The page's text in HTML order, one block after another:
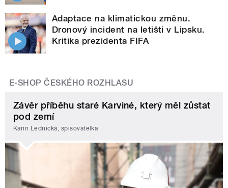
Adaptace na klimatickou změnu.
Dronový incident na letišti v Lipsku.
Kritika prezidenta FIFA
E-SHOP ČESKÉHO ROZHLASU
Závěr příběhu staré Karviné, který měl zůstat
pod zemí
Karin Lednická, spisovatelka